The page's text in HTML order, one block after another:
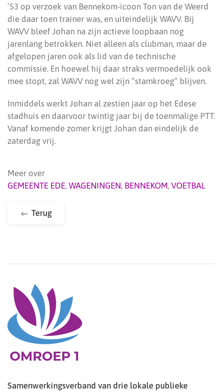
’53 op verzoek van Bennekom-icoon Ton van de Weerd
die daar toen trainer was, en uiteindelijk WAVV. Bij
WAVV bleef Johan na zijn actieve loopbaan nog
jarenlang betrokken. Niet alleen als clubman, maar de
afgelopen jaren ook als lid van de technische
commissie. En hoewel hij daar straks vermoedelijk ook
mee stopt, zal WAVV nog wel zijn “stamkroeg” blijven.
Inmiddels werkt Johan al zestien jaar op het Edese
stadhuis en daarvoor twintig jaar bij de toenmalige PTT.
Vanaf komende zomer krijgt Johan dan eindelijk de
zaterdag vrij.
Meer over
GEMEENTE EDE, WAGENINGEN, BENNEKOM, VOETBAL
Terug
Samenwerkingsverband van drie lokale publieke